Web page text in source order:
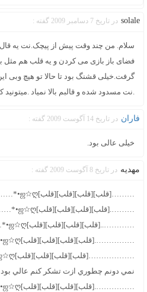
solale در تاریخ 7 دسامبر 2009 گفته :
سلام. من چند وقت پیش از پیچک.نت یه قال
فضای باز بازی می کردن و یه قلب هم
گرفت.خیلی قشنگ بود تا حالا تو هیچ وبی
.نت مسدود شده و قالبم بالا نمیاد .میتونید
فاران در تاریخ 14 آگوست 2009 گفته :
خیلی عالی بود.
مهديه در تاریخ 8 آگوست 2009 گفته :
………[قلب][قلب][قلب][قلب]ஜ☆ღ•*……
……….[قلب][قلب][قلب][قلب]ஜ☆ღ•*……
…………..[قلب][قلب][قلب][قلب]ஜ☆ღ•*……
…………….[قلب][قلب][قلب][قلب]ஜ☆ღ•*……
………………[قلب][قلب][قلب][قلب]ஜ☆ღ•*……
نمي دونم چطوري ازت تشكر كنم عالي بود
…………….[قلب][قلب][قلب][قلب]ஜ☆ღ•*……